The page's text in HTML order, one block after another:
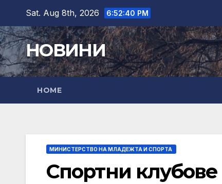
content
Sat. Aug 8th, 2026 6:52:41 PM
НОВИНИ
HOME
МИНИСТЕРСТВО НА МЛАДЕЖТА И СПОРТА
Спортни клубове